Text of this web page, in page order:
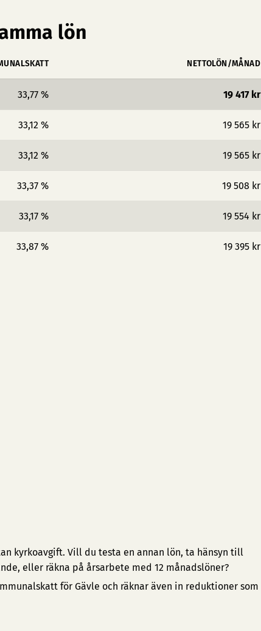
lön
NETTOLÖN/MÅNAD
33,77 % 19 417 kr
33,12 % 19 565 kr
33,12 % 19 565 kr
33,37 % 19 508 kr
33,17 % 19 554 kr
33,87 % 19 395 kr
kyrkoavgift. Vill du testa en annan lön, ta hänsyn till
eller räkna på årsarbete med 12 månadslöner?
för Gävle och räknar även in reduktioner som